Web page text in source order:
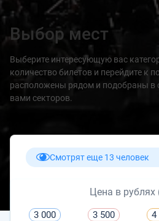
Выбор мест
Выберите интересующую вас
количество билетов и перейдите к
расположены рядом и подобраны
вами секторов.
Смотрят еще 13 человек
Цена в рублях
3 000 3 500 4